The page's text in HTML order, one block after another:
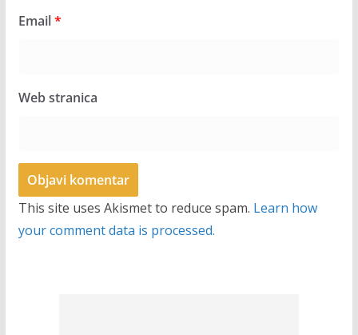
Email*
Web stranica
This site uses Akismet to reduce spam. Learn how
your comment data is processed.